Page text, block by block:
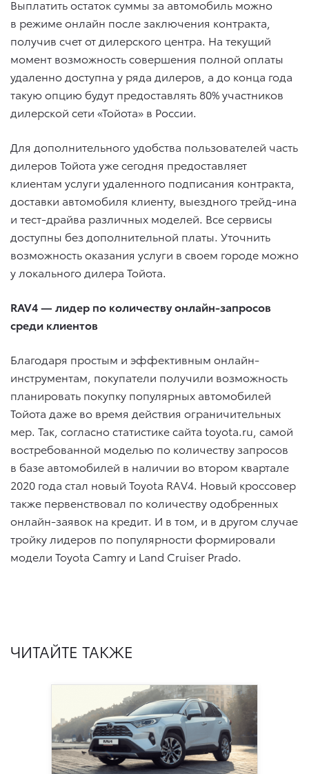
Выплатить остаток суммы за автомобиль можно
в режиме онлайн после заключения контракта,
получив счет от дилерского центра. На текущий
момент возможность совершения полной оплаты
удаленно доступна у ряда дилеров, а до конца года
такую опцию будут предоставлять 80% участников
дилерской сети «Тойота» в России.
Для дополнительного удобства пользователей часть
дилеров Тойота уже сегодня предоставляет
клиентам услуги удаленного подписания контракта,
доставки автомобиля клиенту, выездного трейд-ина
и тест-драйва различных моделей. Все сервисы
доступны без дополнительной платы. Уточнить
возможность оказания услуги в своем городе можно
у локального дилера Тойота.
RAV4 — лидер по количеству онлайн-запросов
среди клиентов
Благодаря простым и эффективным онлайн-
инструментам, покупатели получили возможность
планировать покупку популярных автомобилей
Тойота даже во время действия ограничительных
мер. Так, согласно статистике сайта toyota.ru, самой
востребованной моделью по количеству запросов
в базе автомобилей в наличии во втором квартале
2020 года стал новый Toyota RAV4. Новый кроссовер
также первенствовал по количеству одобренных
онлайн-заявок на кредит. И в том, и в другом случае
тройку лидеров по популярности формировали
модели Toyota Camry и Land Cruiser Prado.
ЧИТАЙТЕ ТАКЖЕ